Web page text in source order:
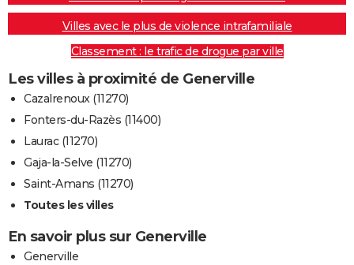
Villes avec le plus de violence intrafamiliale
Classement : le trafic de drogue par ville
Les villes à proximité de Generville
Cazalrenoux (11270)
Fonters-du-Razès (11400)
Laurac (11270)
Gaja-la-Selve (11270)
Saint-Amans (11270)
Toutes les villes
En savoir plus sur Generville
Generville